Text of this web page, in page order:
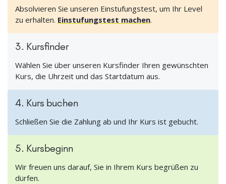
Absolvieren Sie unseren Einstufungstest, um Ihr Level
zu erhalten. Einstufungstest machen.
3. Kursfinder
Wählen Sie über unseren Kursfinder Ihren gewünschten
Kurs, die Uhrzeit und das Startdatum aus.
4. Kurs buchen
Schließen Sie die Zahlung ab und Ihr Kurs ist gebucht.
5. Kursbeginn
Wir freuen uns darauf, Sie in Ihrem Kurs begrüßen zu
dürfen.